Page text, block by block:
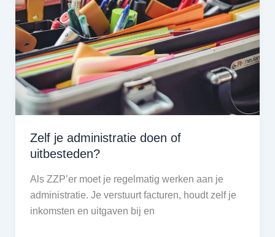
ZZP’er
Zelf je administratie doen of
uitbesteden?
Als ZZP’er moet je regelmatig werken aan je
administratie. Je verstuurt facturen, houdt zelf je
inkomsten en uitgaven bij en